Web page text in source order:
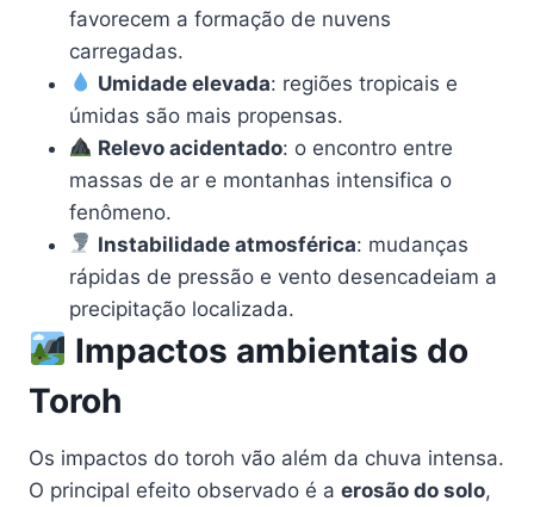
favorecem a formação de nuvens
carregadas.
Umidade elevada: regiões tropicais e
úmidas são mais propensas.
Relevo acidentado: o encontro entre
massas de ar e montanhas intensifica o
fenômeno.
Instabilidade atmosférica: mudanças
rápidas de pressão e vento desencadeiam a
precipitação localizada.
Impactos ambientais do
Toroh
Os impactos do toroh vão além da chuva intensa.
O principal efeito observado é a erosão do solo,